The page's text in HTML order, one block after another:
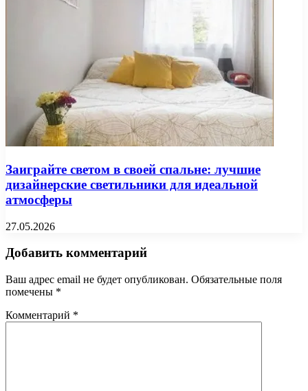
Заиграйте светом в своей спальне: лучшие
дизайнерские светильники для идеальной
атмосферы
27.05.2026
Добавить комментарий
Ваш адрес email не будет опубликован. Обязательные поля
помечены *
Комментарий *